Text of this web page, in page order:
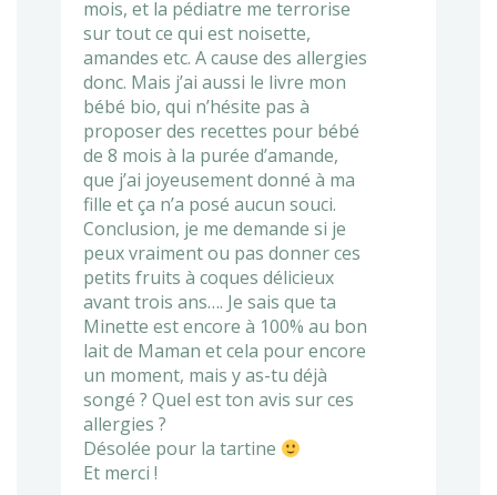
mois, et la pédiatre me terrorise
sur tout ce qui est noisette,
amandes etc. A cause des allergies
donc. Mais j’ai aussi le livre mon
bébé bio, qui n’hésite pas à
proposer des recettes pour bébé
de 8 mois à la purée d’amande,
que j’ai joyeusement donné à ma
fille et ça n’a posé aucun souci.
Conclusion, je me demande si je
peux vraiment ou pas donner ces
petits fruits à coques délicieux
avant trois ans…. Je sais que ta
Minette est encore à 100% au bon
lait de Maman et cela pour encore
un moment, mais y as-tu déjà
songé ? Quel est ton avis sur ces
allergies ?
Désolée pour la tartine
Et merci !